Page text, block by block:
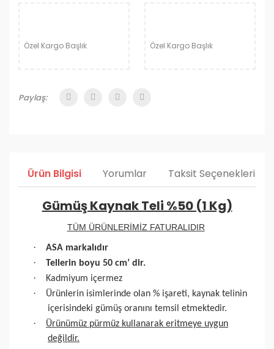
Özel Kargo Başlık Özel Kargo Başlık
Paylaş:
Ürün Bilgisi Yorumlar Taksit Seçenekleri
Gümüş Kaynak Teli %50 (1 Kg)
TÜM ÜRÜNLERİMİZ FATURALIDIR
· ASA markalıdır
· Tellerin boyu 50 cm’ dir.
· Kadmiyum içermez
·
Ürünlerin isimlerinde olan % işareti, kaynak telinin
içerisindeki gümüş oranını temsil etmektedir.
·
Ürünümüz pürmüz kullanarak eritmeye uygun
değildir.